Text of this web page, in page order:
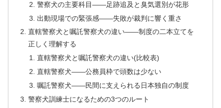
警察犬の主要科目——足跡追及と臭気選別が花形
出動現場での緊張感——失敗が裁判に響く重さ
直轄警察犬と嘱託警察犬の違い——制度の二本立てを
正しく理解する
直轄警察犬と嘱託警察犬の違い(比較表)
直轄警察犬——公務員枠で頭数は少ない
嘱託警察犬——民間に支えられる日本独自の制度
警察犬訓練士になるための3つのルート